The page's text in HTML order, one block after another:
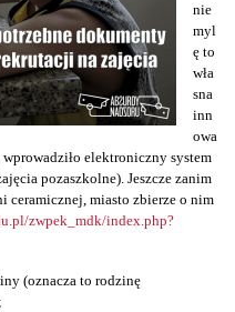
nie
myl
ę to
wła
sna
inn
owa
elektroniczny system
pozaszkolne). Jeszcze zanim
ceramicznej, miasto zbierze o nim
zwpek_mdk/index.php?
(oznacza to rodzinę